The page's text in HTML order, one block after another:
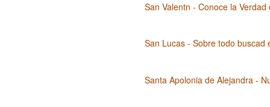
San Valentn - Conoce la Verdad
San Lucas - Sobre todo buscad
Santa Apolonia de Alejandra -